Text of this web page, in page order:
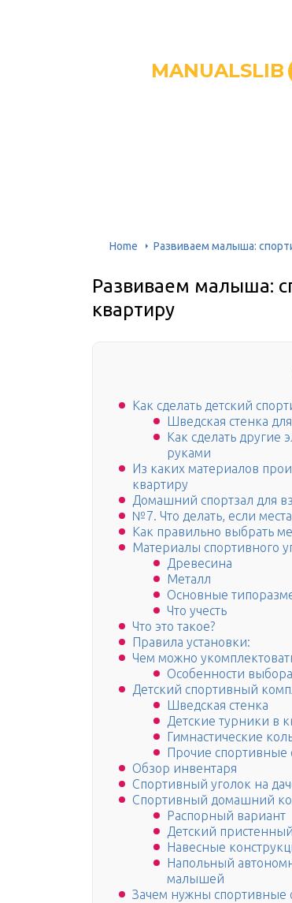
MANUALSLIB
Home Развиваем малыша:
Развиваем малыша:
квартиру
Как сделать детский
Шведская стенка
Как сделать другие
руками
Из каких материалов
квартиру
Домашний спортзал для
№7. Что делать, если
Как правильно выбрать
Материалы спортивного
Древесина
Металл
Основные
Что учесть
Что это такое?
Правила установки:
Чем можно
Особенности
Детский спортивный
Шведская стенка
Детские турники в
Гимнастические
Прочие спортивные
Обзор инвентаря
Спортивный уголок на
Спортивный домашний
Распорный вариант
Детский
Навесные
Напольный
малышей
Зачем нужны спортивные